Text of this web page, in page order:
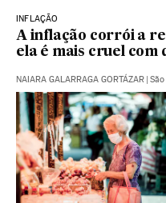
INFLAÇÃO
A inflação corrói a
ela é mais cruel com
NAIARA GALARRAGA GORTÁZAR